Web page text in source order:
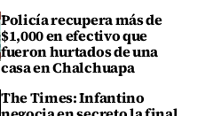
Policía recupera más de
$1,000 en efectivo que
fueron hurtados de una
casa en Chalchuapa
The Times: Infantino